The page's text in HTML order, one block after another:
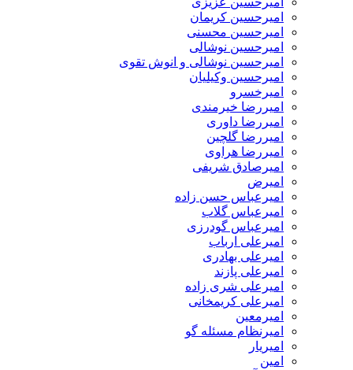
امیرحسین کریمان
امیرحسین محسنی
امیرحسین نوشالی
امیرحسین نوشالی و انوش تقوی
امیرحسین وکیلیان
امیرخسرو
امیررضا خیرمندی
امیررضا داوری
امیررضا گلچین
امیررضا هراوی
امیرصادق شریفی
امیرض
امیرعباس حسن زاده
امیرعباس گلاب
امیرعباس گودرزی
امیرعلی ارباب
امیرعلی بهادری
امیرعلی پازند
امیرعلی شری زاده
امیرعلی کریمخانی
امیرمعین
امیرنظام مسئله گو
امیریار
امین